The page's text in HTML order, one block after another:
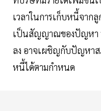
เวลาในการเก็บหนี้จาก
เป็นสัญญาณของปัญหา
ลง อาจเผชิญกับปัญหาส
หนี้ได้ตามกำหนด